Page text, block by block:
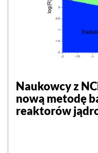
Naukowcy z
nową metodę
reaktorów